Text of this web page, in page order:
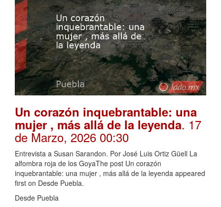
Un corazón inquebrantable: una
mujer , más allá de la leyenda. 17
de Marzo, 2026 00:30
Entrevista a Susan Sarandon. Por José Luis Ortiz Güell La
alfombra roja de los GoyaThe post Un corazón
inquebrantable: una mujer , más allá de la leyenda appeared
first on Desde Puebla.
Desde Puebla